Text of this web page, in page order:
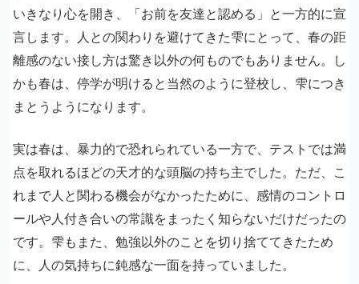
いきなり心を開き、「お前を友達と認める」と一方的に宣
言します。人との関わりを避けてきた雫にとって、春の距
離感のない接し方は驚き以外の何ものでもありません。し
かも春は、停学が明けると当然のように登校し、雫につき
まとうようになります。
実は春は、暴力的で恐れられている一方で、テストでは満
点を取れるほどの天才的な頭脳の持ち主でした。ただ、こ
れまで人と関わる機会がなかったために、感情のコントロ
ールや人付き合いの常識をまったく知らないだけだったの
です。雫もまた、勉強以外のことを切り捨ててきたため
に、人の気持ちに鈍感な一面を持っていました。